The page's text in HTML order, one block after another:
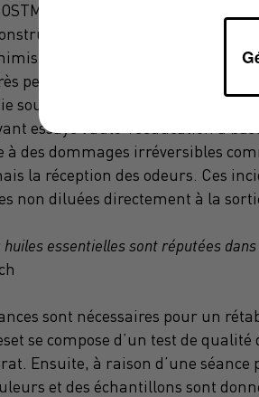
drastiquement augmenté.
est une méthode mise
Cette méthode consiste à
peu connue avant l’épidémie
souvent prendre en charge des
essayé l’auto-rééducation à
à des dommages irréversibles
la réception des odeurs. Ces
non diluées directement à la
huiles essentielles sont réputées
sont nécessaires pour un
se compose d’un test de
Ensuite, à raison d’une
et des échantillons sont